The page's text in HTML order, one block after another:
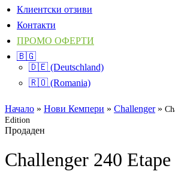
Клиентски отзиви
Контакти
ПРОМО ОФЕРТИ
🇧🇬
🇩🇪 (Deutschland)
🇷🇴 (Romania)
Начало » Нови Кемпери » Challenger»
Edition
Продаден
Challenger 240